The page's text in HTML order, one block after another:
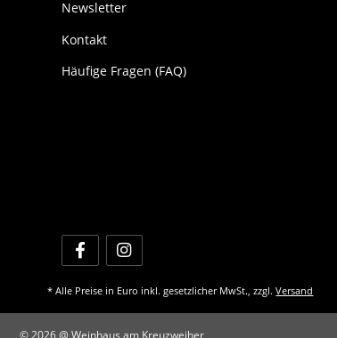
Newsletter
Kontakt
Häufige Fragen (FAQ)
* Alle Preise in Euro inkl. gesetzlicher MwSt., zzgl.Versand